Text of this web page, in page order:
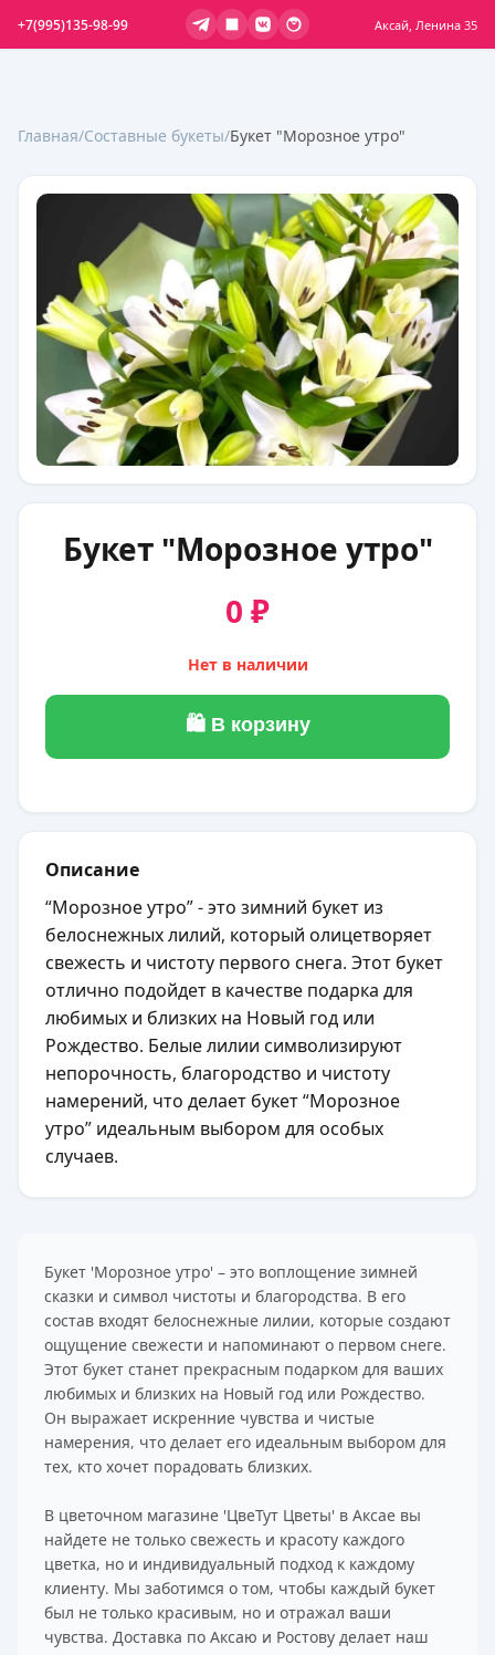
+7(995)135-98-99 Аксай, Ленина 35
Главная/Составные букеты/Букет "Морозное утро"
Букет "Морозное утро"
0 ₽
Нет в наличии
🛍 В корзину
Описание
“Морозное утро” - это зимний букет из
белоснежных лилий, который олицетворяет
свежесть и чистоту первого снега. Этот букет
отлично подойдет в качестве подарка для
любимых и близких на Новый год или
Рождество. Белые лилии символизируют
непорочность, благородство и чистоту
намерений, что делает букет “Морозное
утро” идеальным выбором для особых
случаев.
Букет 'Морозное утро' – это воплощение зимней
сказки и символ чистоты и благородства. В его
состав входят белоснежные лилии, которые создают
ощущение свежести и напоминают о первом снеге.
Этот букет станет прекрасным подарком для ваших
любимых и близких на Новый год или Рождество.
Он выражает искренние чувства и чистые
намерения, что делает его идеальным выбором для
тех, кто хочет порадовать близких.
В цветочном магазине 'ЦвеТут Цветы' в Аксае вы
найдете не только свежесть и красоту каждого
цветка, но и индивидуальный подход к каждому
клиенту. Мы заботимся о том, чтобы каждый букет
был не только красивым, но и отражал ваши
чувства. Доставка по Аксаю и Ростову делает наш